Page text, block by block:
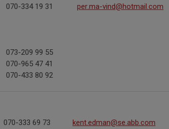
070-334 19 31
per.ma-vind@hotmail.com
073-209 99 55
070-965 47 41
070-433 80 92
070-333 69 73
kent.edman@se.abb.com